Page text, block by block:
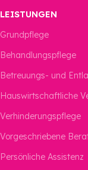
LEISTUNGEN
Grundpflege
Behandlungspflege
Betreuungs- und
Hauswirtschaftliche
Verhinderungspflege
Vorgeschriebene
Persönliche Assistenz